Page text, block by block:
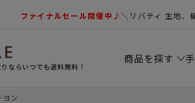
ファイナルセール開催中♪＼リバティ 生地、
ならいつでも送料無料！
商品を探す
ヨン